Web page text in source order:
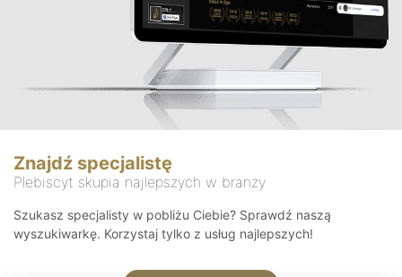
Znajdź specjalistę
Plebiscyt skupia najlepszych w branży
Szukasz specjalisty w pobliżu Ciebie? Sprawdź naszą
wyszukiwarkę. Korzystaj tylko z usług najlepszych!